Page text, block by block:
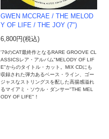
GWEN MCCRAE / THE MELOD
Y OF LIFE / THE JOY (7")
6,800円(税込)
'79のCAT最終作となるRARE GROOVE CL
ASSICSレア・アルバム"MELODY OF LIF
E"からのタイトル・カット。MIX CDにも
収録された弾力あるベース・ライン、ゴー
ジャスなストリングスを配した高揚感溢れ
るマイアミ・ソウル・ダンサー"THE MEL
ODY OF LIFE"！